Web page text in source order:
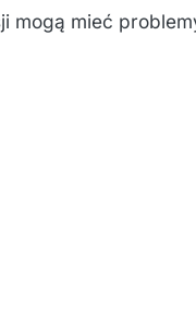
mogą mieć